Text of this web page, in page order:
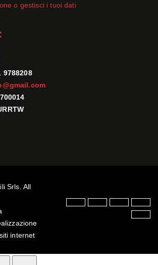
o gestisci i tuoi dati
9788208
Srls. All
internet